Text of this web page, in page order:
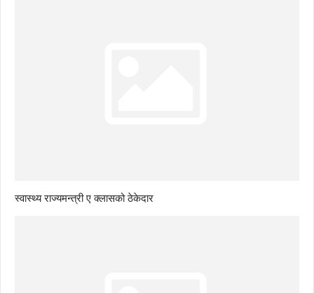
स्वास्थ्य राज्यमन्त्री ए क्लासको ठेकेदार